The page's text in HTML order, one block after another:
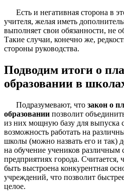
Есть и негативная сторона в
учителя, желая иметь
выполняет свои обязанности, не
Такие случаи, конечно же,
стороны руководства.
Подводим итоги о
образовании в
Подразумевают, что закон о
образовании позволит
из них мощную базу для выпуска
возможность работать на
школы (можно назвать его и так)
на обучение учеников различным
предприятиях города. Считается,
быть выстроена конкурентная
учреждений, что позволит
целое.